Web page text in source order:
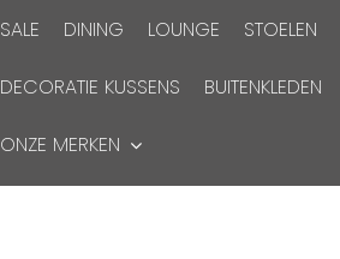
SALE DINING LOUNGE STOELEN
DECORATIE KUSSENS BUITENKLEDEN
ONZE MERKEN